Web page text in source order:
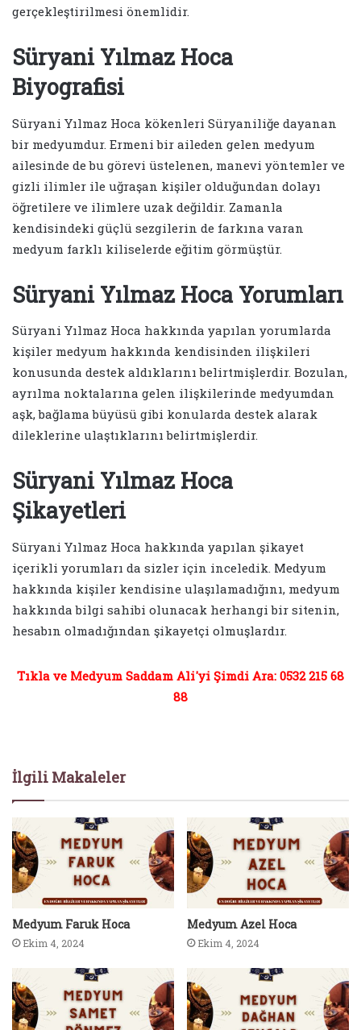
gerçekleştirilmesi önemlidir.
Süryani Yılmaz Hoca
Biyografisi
Süryani Yılmaz Hoca kökenleri Süryaniliğe dayanan
bir medyumdur. Ermeni bir aileden gelen medyum
ailesinde de bu görevi üstelenen, manevi yöntemler ve
gizli ilimler ile uğraşan kişiler olduğundan dolayı
öğretilere ve ilimlere uzak değildir. Zamanla
kendisindeki güçlü sezgilerin de farkına varan
medyum farklı kiliselerde eğitim görmüştür.
Süryani Yılmaz Hoca Yorumları
Süryani Yılmaz Hoca hakkında yapılan yorumlarda
kişiler medyum hakkında kendisinden ilişkileri
konusunda destek aldıklarını belirtmişlerdir. Bozulan,
ayrılma noktalarına gelen ilişkilerinde medyumdan
aşk, bağlama büyüsü gibi konularda destek alarak
dileklerine ulaştıklarını belirtmişlerdir.
Süryani Yılmaz Hoca
Şikayetleri
Süryani Yılmaz Hoca hakkında yapılan şikayet
içerikli yorumları da sizler için inceledik. Medyum
hakkında kişiler kendisine ulaşılamadığını, medyum
hakkında bilgi sahibi olunacak herhangi bir sitenin,
hesabın olmadığından şikayetçi olmuşlardır.
Tıkla ve Medyum Saddam Ali'yi Şimdi Ara: 0532 215 68
88
İlgili Makaleler
Medyum Faruk Hoca
Ekim 4, 2024
Medyum Azel Hoca
Ekim 4, 2024